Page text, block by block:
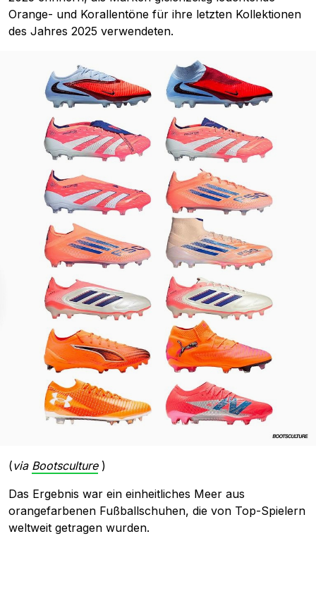
Orange- und Korallentöne für ihre letzten Kollektionen
des Jahres 2025 verwendeten.
(via Bootsculture)
Das Ergebnis war ein einheitliches Meer aus
orangefarbenen Fußballschuhen, die von Top-Spielern
weltweit getragen wurden.